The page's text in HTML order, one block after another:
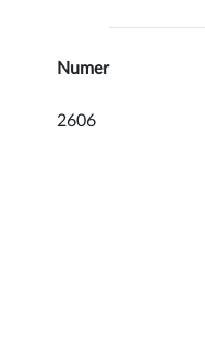
Numer
2606